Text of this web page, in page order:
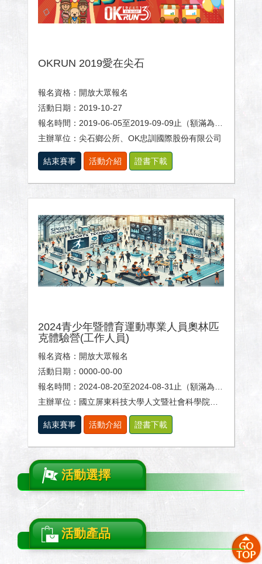
OKRUN 2019愛在尖石
報名資格：開放大眾報名
活動日期：2019-10-27
報名時間：2019-06-05至2019-09-09止（額滿為止）
主辦單位：尖石鄉公所、OK忠訓國際股份有限公司
結束賽事 活動介紹 證書下載
2024青少年暨體育運動專業人員奧林匹
克體驗營(工作人員)
報名資格：開放大眾報名
活動日期：0000-00-00
報名時間：2024-08-20至2024-08-31止（額滿為止）
主辦單位：國立屏東科技大學人文暨社會科學院、體育室及休閒運動健康系。
結束賽事 活動介紹 證書下載
活動選擇
活動產品